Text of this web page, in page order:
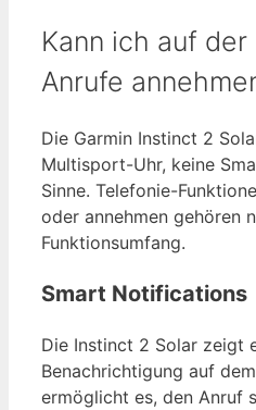
Kann ich auf
Anrufe
Die Garmin Instinct 2
Multisport-Uhr, keine
Sinne. Telefonie-
oder annehmen gehören
Funktionsumfang.
Smart Notifications
Die Instinct 2 Solar zeigt
Benachrichtigung auf
ermöglicht es, den Anruf